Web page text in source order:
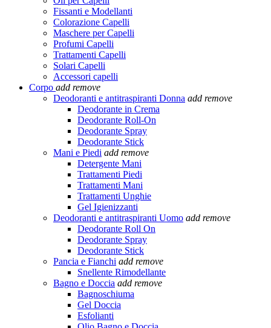
Fissanti e Modellanti
Colorazione Capelli
Maschere per Capelli
Profumi Capelli
Trattamenti Capelli
Solari Capelli
Accessori capelli
Corpo add remove
Deodoranti e antitraspiranti Donna add remove
Deodorante in Crema
Deodorante Roll-On
Deodorante Spray
Deodorante Stick
Mani e Piedi add remove
Detergente Mani
Trattamenti Piedi
Trattamenti Mani
Trattamenti Unghie
Gel Igienizzanti
Deodoranti e antitraspiranti Uomo add remove
Deodorante Roll On
Deodorante Spray
Deodorante Stick
Pancia e Fianchi add remove
Snellente Rimodellante
Bagno e Doccia add remove
Bagnoschiuma
Gel Doccia
Esfolianti